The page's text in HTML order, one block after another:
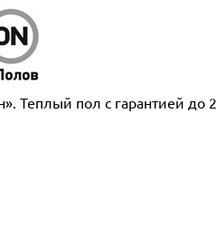
Теплый пол с гарантией до